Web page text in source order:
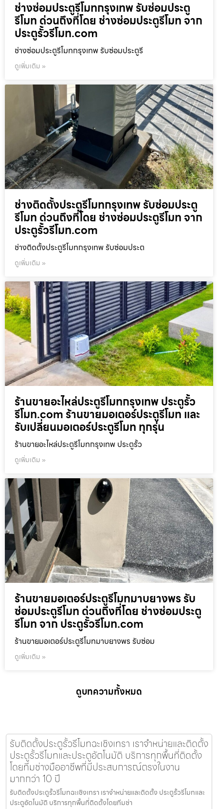
ช่างซ่อมประตูรีโมทกรุงเทพ รับซ่อมประตู
รีโมท ด่วนถึงที่โดย ช่างซ่อมประตูรีโมท จาก
ประตูรั้วรีโมท.com
ช่างซ่อมประตูรีโมทกรุงเทพ รับซ่อมประตูรี
ดูเพิ่มเติม »
ช่างติดตั้งประตูรีโมทกรุงเทพ รับซ่อมประตู
รีโมท ด่วนถึงที่โดย ช่างซ่อมประตูรีโมท จาก
ประตูรั้วรีโมท.com
ช่างติดตั้งประตูรีโมทกรุงเทพ รับซ่อมประต
ดูเพิ่มเติม »
ร้านขายอะไหล่ประตูรีโมทกรุงเทพ ประตูรั้ว
รีโมท.com ร้านขายมอเตอร์ประตูรีโมท และ
รับเปลี่ยนมอเตอร์ประตูรีโมท ทุกรุ่น
ร้านขายอะไหล่ประตูรีโมทกรุงเทพ ประตูรั้ว
ดูเพิ่มเติม »
ร้านขายมอเตอร์ประตูรีโมทมาบยางพร รับ
ซ่อมประตูรีโมท ด่วนถึงที่โดย ช่างซ่อมประตู
รีโมท จาก ประตูรั้วรีโมท.com
ร้านขายมอเตอร์ประตูรีโมทมาบยางพร รับซ่อม
ดูเพิ่มเติม »
ดูบทความทั้งหมด
รับติดตั้งประตูรั้วรีโมทฉะเชิงเทรา เราจำหน่ายและติดตั้ง
ประตูรั้วรีโมทและประตูอัตโนมัติ บริการทุกพื้นที่ติดตั้ง
โดยทีมช่างมืออาชีพที่มีประสบการณ์ตรงในงาน
มากกว่า 10 ปี
รับติดตั้งประตูรั้วรีโมทฉะเชิงเทรา เราจำหน่ายและติดตั้ง ประตูรั้วรีโมทและ
ประตูอัตโนมัติ บริการทุกพื้นที่ติดตั้งโดยทีมช่า